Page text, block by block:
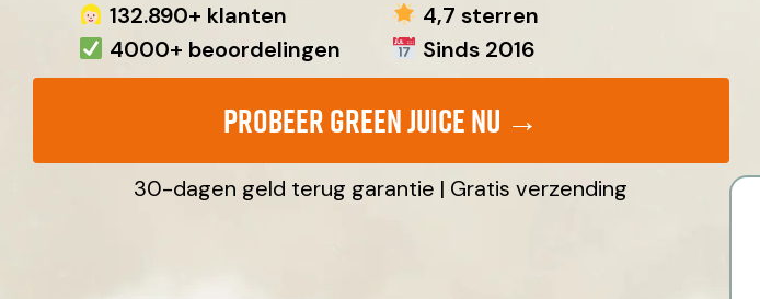
132.890+ klanten
4,7 sterren
4000+ beoordelingen
Sinds 2016
Probeer Green Juice Nu →
30-dagen geld terug garantie | Gratis verzending